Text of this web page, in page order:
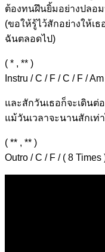
ต้องทนฝึนยิ้มอย่างปลอ
(ขอให้รู้ไว้สักอย่างให้เ
ฉันตลอดไป)
( * , ** )
Instru / C / F / C / F /
และสักวันเธอก็จะเดินต่อ
แม้วันเวลาจะนานสักเท่
( ** , ** )
Outro / C / F / ( 8 Times